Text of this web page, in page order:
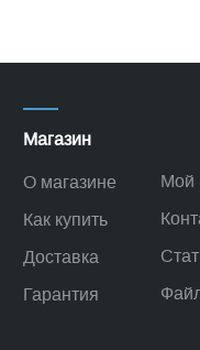
Магазин
О магазине
Как купить
Доставка
Гарантия
Мой